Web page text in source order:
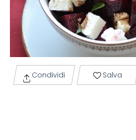
Condividi Salva